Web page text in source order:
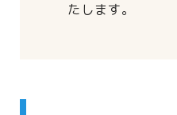
たします。